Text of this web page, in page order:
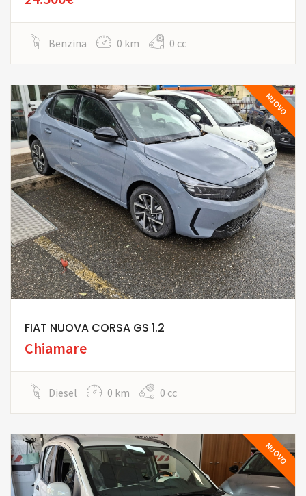
Benzina 0 km 0 cc
NUOVO
FIAT NUOVA CORSA GS 1.2
Chiamare
Diesel 0 km 0 cc
NUOVO